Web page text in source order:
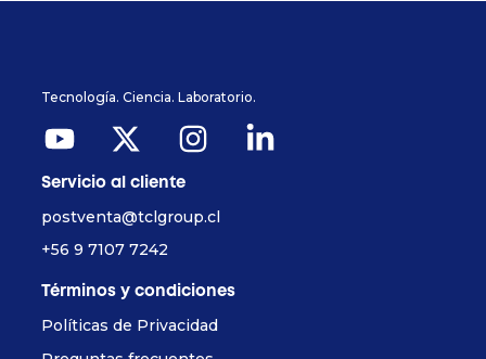
Tecnología. Ciencia. Laboratorio.
Servicio al cliente
postventa@tclgroup.cl
+56 9 7107 7242
Términos y condiciones
Políticas de Privacidad